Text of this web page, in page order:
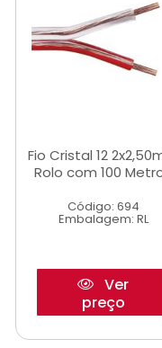
Fio Cristal 12
Rolo com 100
Código: 694
Embalagem: RL
Ver
preço